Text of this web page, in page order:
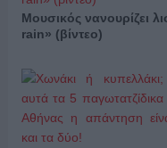
Μουσικός νανουρίζει
rain» (βίντεο)